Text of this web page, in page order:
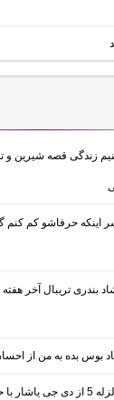
بنیم زندگی قصه شیرین
اینکه حرفاشو کم
بندری تریبال آخر
بوس بده به من از
دانلود آهنگ ریمیکس زلزله